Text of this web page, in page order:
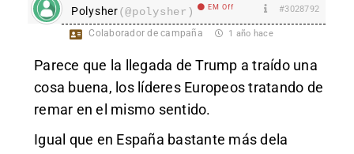
Polysher(@polysher) EM Off #3028792
Colaborador de campaña 1 año hace
Parece que la llegada de Trump a traído una
cosa buena, los líderes Europeos tratando de
remar en el mismo sentido.
Igual que en España bastante más dela